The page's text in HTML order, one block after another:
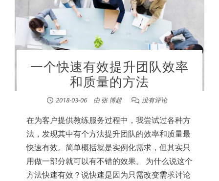
一个快速有效提升团队效率
和质量的方法
2018-03-06 由张 博超 没有评论
在为客户提供教练服务过程中，我尝试过各种方
法，发现其中有个方法提升团队的效率和质量最
快速有效。简单概括就是实例化需求，但其实只
用做一部分就可以有不错的效果。 为什么说这个
方法快速有效？说快速是因为只需改变需求讨论